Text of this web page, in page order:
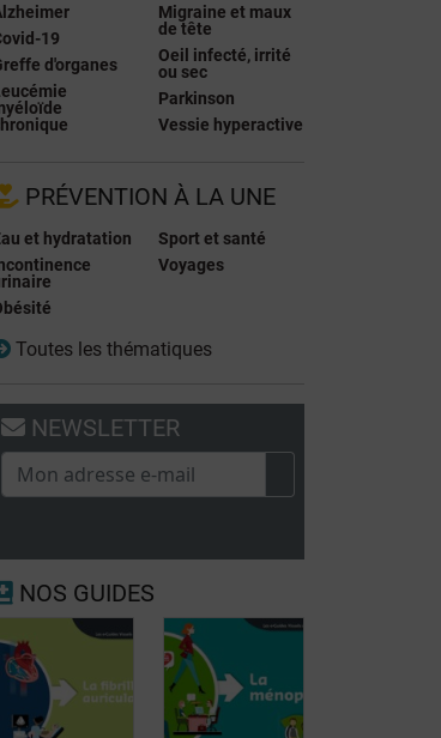
19
d'organes
Migraine et maux
de tête
Oeil infecté, irrité
ou sec
Parkinson
Vessie hyperactive
PRÉVENTION À LA UNE
et hydratation
Sport et santé
Voyages
Toutes les thématiques
NEWSLETTER
NOS GUIDES